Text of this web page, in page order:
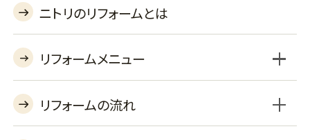
ニトリのリフォームとは
リフォームメニュー
リフォームの流れ